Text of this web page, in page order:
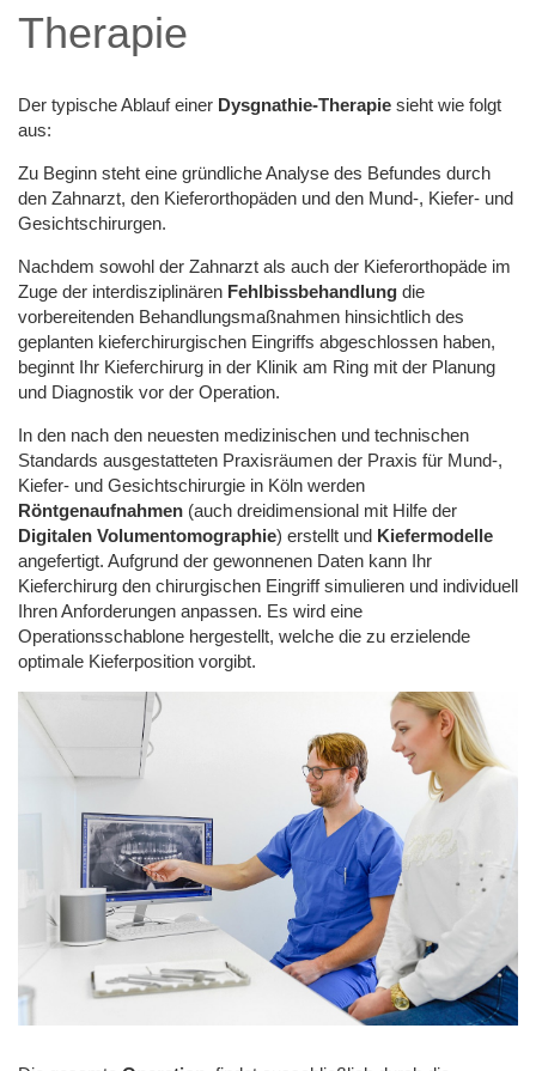
Therapie
Der typische Ablauf einer Dysgnathie-Therapie sieht wie folgt
aus:
Zu Beginn steht eine gründliche Analyse des Befundes durch
den Zahnarzt, den Kieferorthopäden und den Mund-, Kiefer- und
Gesichtschirurgen.
Nachdem sowohl der Zahnarzt als auch der Kieferorthopäde im
Zuge der interdisziplinären Fehlbissbehandlung die
vorbereitenden Behandlungsmaßnahmen hinsichtlich des
geplanten kieferchirurgischen Eingriffs abgeschlossen haben,
beginnt Ihr Kieferchirurg in der Klinik am Ring mit der Planung
und Diagnostik vor der Operation.
In den nach den neuesten medizinischen und technischen
Standards ausgestatteten Praxisräumen der Praxis für Mund-,
Kiefer- und Gesichtschirurgie in Köln werden
Röntgenaufnahmen (auch dreidimensional mit Hilfe der
Digitalen Volumentomographie) erstellt und Kiefermodelle
angefertigt. Aufgrund der gewonnenen Daten kann Ihr
Kieferchirurg den chirurgischen Eingriff simulieren und individuell
Ihren Anforderungen anpassen. Es wird eine
Operationsschablone hergestellt, welche die zu erzielende
optimale Kieferposition vorgibt.